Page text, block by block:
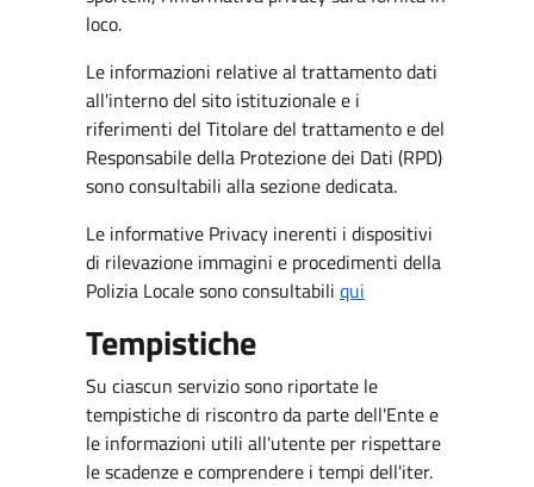
loco.
Le informazioni relative al trattamento dati
all'interno del sito istituzionale e i
riferimenti del Titolare del trattamento e del
Responsabile della Protezione dei Dati (RPD)
sono consultabili alla sezione dedicata.
Le informative Privacy inerenti i dispositivi
di rilevazione immagini e procedimenti della
Polizia Locale sono consultabili qui
Tempistiche
Su ciascun servizio sono riportate le
tempistiche di riscontro da parte dell'Ente e
le informazioni utili all'utente per rispettare
le scadenze e comprendere i tempi dell'iter.